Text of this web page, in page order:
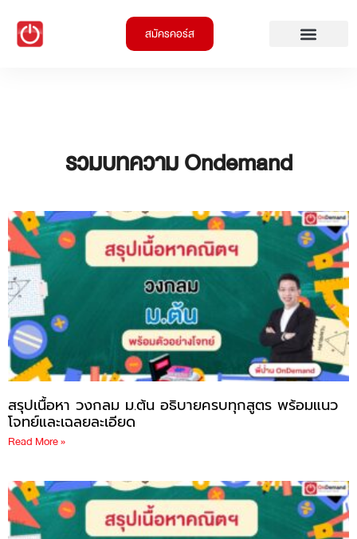
สมัครคอร์ส
รวมบทความ Ondemand
สรุปเนื้อหา วงกลม ม.ต้น อธิบายครบทุกสูตร พร้อมแนว
โจทย์และเฉลยละเอียด
Read More »